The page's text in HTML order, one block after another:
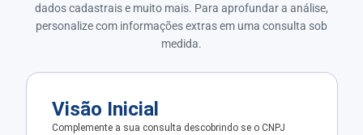
dados cadastrais e muito mais. Para aprofundar a análise,
personalize com informações extras em uma consulta sob
medida.
Visão Inicial
Complemente a sua consulta descobrindo se o CNPJ